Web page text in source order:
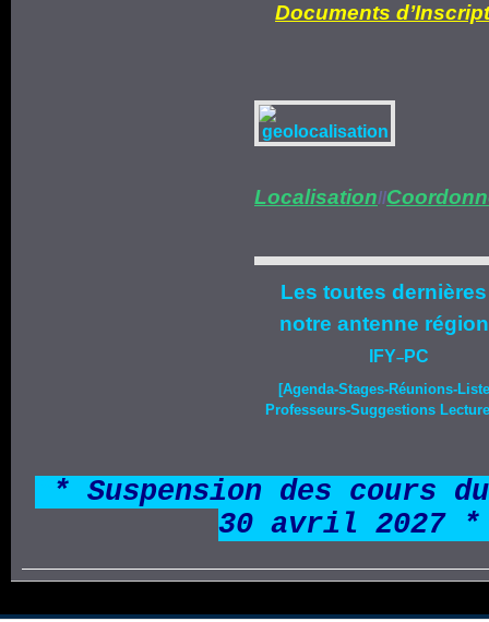
Documents d’
Localisation//
Les toutes
notre antenne
IFY–PC
[Agenda-Stages-Réunions-
Professeurs-Suggestions
* Suspension des cours
30 avril 2027 *